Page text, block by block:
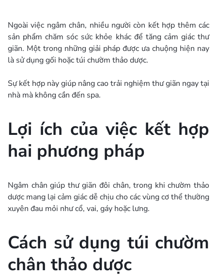
Ngoài việc ngâm chân, nhiều người còn kết hợp thêm các
sản phẩm chăm sóc sức khỏe khác để tăng cảm giác thư
giãn. Một trong những giải pháp được ưa chuộng hiện nay
là sử dụng gối hoặc túi chườm thảo dược.
Sự kết hợp này giúp nâng cao trải nghiệm thư giãn ngay tại
nhà mà không cần đến spa.
Lợi ích của việc kết hợp
hai phương pháp
Ngâm chân giúp thư giãn đôi chân, trong khi chườm thảo
dược mang lại cảm giác dễ chịu cho các vùng cơ thể thường
xuyên đau mỏi như cổ, vai, gáy hoặc lưng.
Cách sử dụng túi chườm
chân thảo dược